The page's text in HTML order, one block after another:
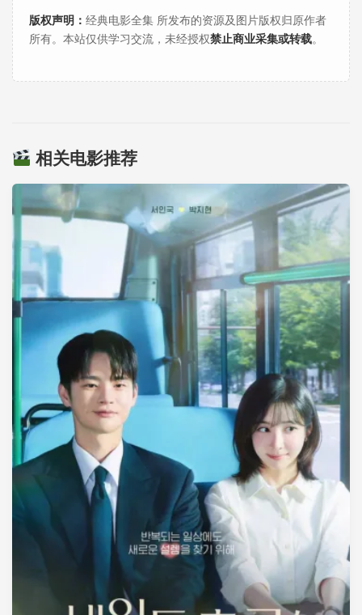
版权声明： 经典电影全集 所发布的资源及图片版权归原作者
所有。本站仅供学习交流，未经授权禁止商业采集或转载。
相关电影推荐